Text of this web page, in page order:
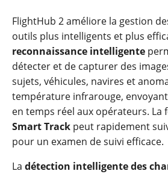
FlightHub 2 améliore la gestion
outils plus intelligents et plus
reconnaissance intelligente
détecter et de capturer des
sujets, véhicules, navires et
température infrarouge,
en temps réel aux opérateurs. La
Smart Track peut rapidement
pour un examen de suivi efficace.
La détection intelligente des